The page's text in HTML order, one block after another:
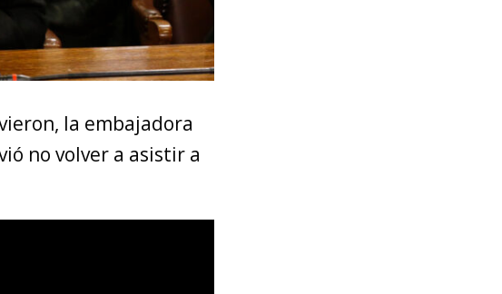
la embajadora
no volver a asistir a